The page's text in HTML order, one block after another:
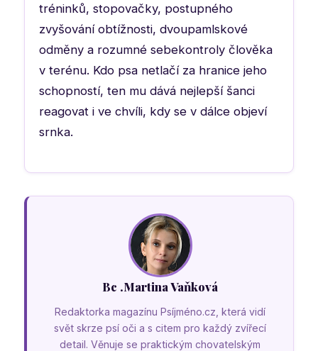
tréninků, stopovačky, postupného
zvyšování obtížnosti, dvoupamlskové
odměny a rozumné sebekontroly člověka
v terénu. Kdo psa netlačí za hranice jeho
schopností, ten mu dává nejlepší šanci
reagovat i ve chvíli, kdy se v dálce objeví
srnka.
Bc .Martina Vaňková
Redaktorka magazínu Psíjméno.cz, která vidí
svět skrze psí oči a s citem pro každý zvířecí
detail. Věnuje se praktickým chovatelským